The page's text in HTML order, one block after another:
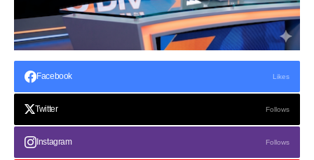
Facebook Likes
Twitter Follows
Instagram Follows